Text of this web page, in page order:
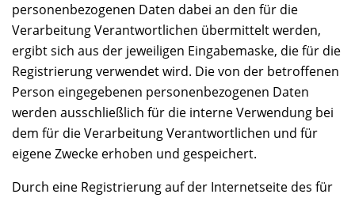
personenbezogenen Daten dabei an den für die
Verarbeitung Verantwortlichen übermittelt werden,
ergibt sich aus der jeweiligen Eingabemaske, die für die
Registrierung verwendet wird. Die von der betroffenen
Person eingegebenen personenbezogenen Daten
werden ausschließlich für die interne Verwendung bei
dem für die Verarbeitung Verantwortlichen und für
eigene Zwecke erhoben und gespeichert.
Durch eine Registrierung auf der Internetseite des für